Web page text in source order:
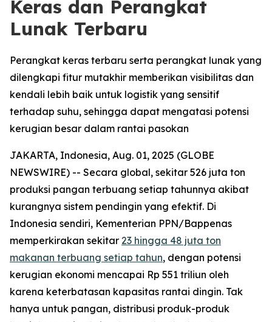
Keras dan Perangkat
Lunak Terbaru
Perangkat keras terbaru serta perangkat lunak yang
dilengkapi fitur mutakhir memberikan visibilitas dan
kendali lebih baik untuk logistik yang sensitif
terhadap suhu, sehingga dapat mengatasi potensi
kerugian besar dalam rantai pasokan
JAKARTA, Indonesia, Aug. 01, 2025 (GLOBE
NEWSWIRE) -- Secara global, sekitar 526 juta ton
produksi pangan terbuang setiap tahunnya akibat
kurangnya sistem pendingin yang efektif. Di
Indonesia sendiri, Kementerian PPN/Bappenas
memperkirakan sekitar 23 hingga 48 juta ton
makanan terbuang setiap tahun, dengan potensi
kerugian ekonomi mencapai Rp 551 triliun oleh
karena keterbatasan kapasitas rantai dingin. Tak
hanya untuk pangan, distribusi produk-produk